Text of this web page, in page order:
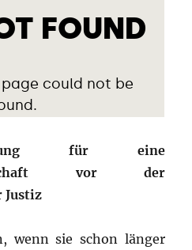
für eine
vor der
Justiz
wenn sie schon länger